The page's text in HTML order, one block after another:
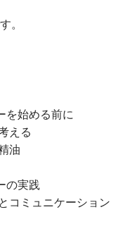
。
始める前に
える
油
の実践
コミュニケーション